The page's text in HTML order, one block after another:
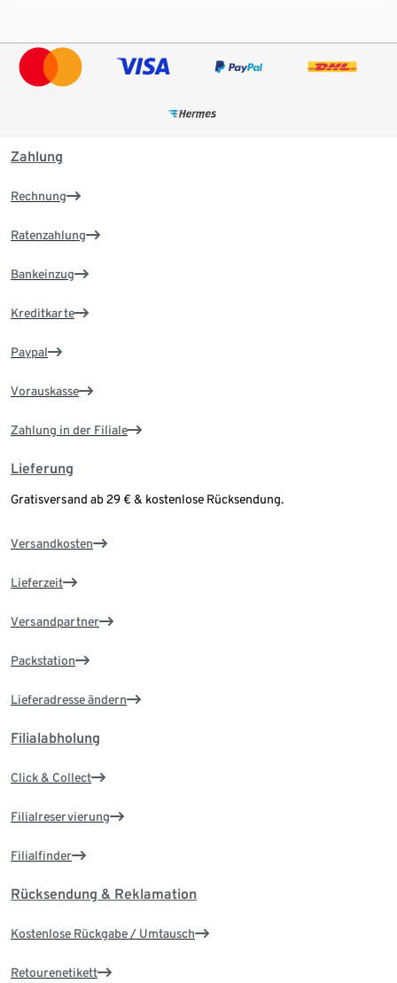
Zahlung
Rechnung
Ratenzahlung
Bankeinzug
Kreditkarte
Paypal
Vorauskasse
Zahlung in der Filiale
Lieferung
Gratisversand ab 29 € & kostenlose Rücksendung.
Versandkosten
Lieferzeit
Versandpartner
Packstation
Lieferadresse ändern
Filialabholung
Click & Collect
Filialreservierung
Filialfinder
Rücksendung & Reklamation
Kostenlose Rückgabe / Umtausch
Retourenetikett